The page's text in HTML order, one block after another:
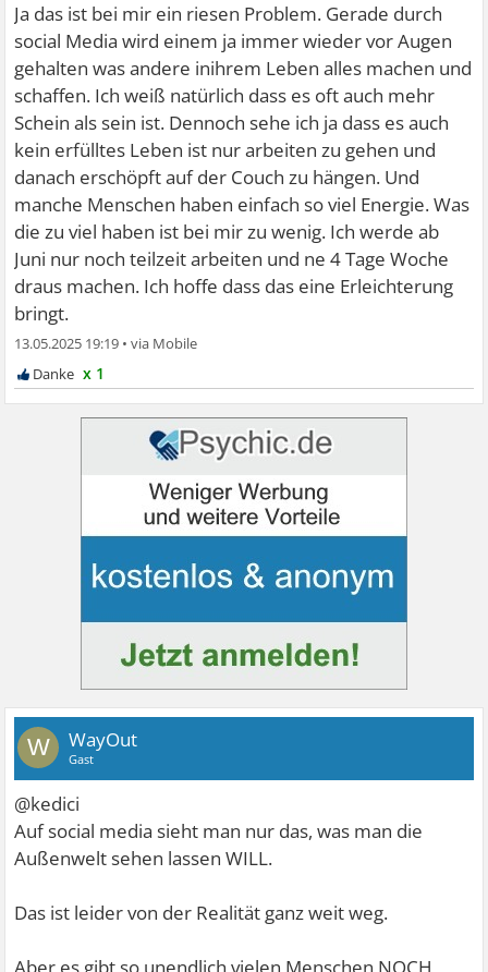
Ja das ist bei mir ein riesen Problem. Gerade durch
social Media wird einem ja immer wieder vor Augen
gehalten was andere inihrem Leben alles machen und
schaffen. Ich weiß natürlich dass es oft auch mehr
Schein als sein ist. Dennoch sehe ich ja dass es auch
kein erfülltes Leben ist nur arbeiten zu gehen und
danach erschöpft auf der Couch zu hängen. Und
manche Menschen haben einfach so viel Energie. Was
die zu viel haben ist bei mir zu wenig. Ich werde ab
Juni nur noch teilzeit arbeiten und ne 4 Tage Woche
draus machen. Ich hoffe dass das eine Erleichterung
bringt.
13.05.2025 19:19 •
x 1
W WayOut
Gast
@kedici
Auf social media sieht man nur das, was man die
Außenwelt sehen lassen WILL.
Das ist leider von der Realität ganz weit weg.